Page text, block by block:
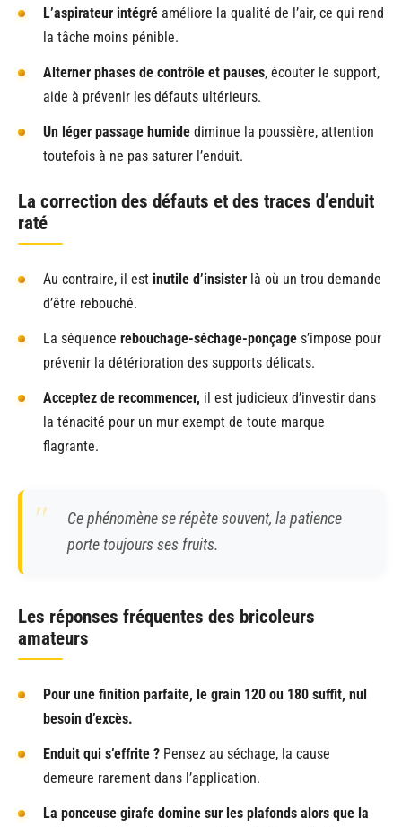
L’aspirateur intégré améliore la qualité de l’air, ce qui rend
la tâche moins pénible.
Alterner phases de contrôle et pauses, écouter le support,
aide à prévenir les défauts ultérieurs.
Un léger passage humide diminue la poussière, attention
toutefois à ne pas saturer l’enduit.
La correction des défauts et des traces d’enduit
raté
Au contraire, il est inutile d’insister là où un trou demande
d’être rebouché.
La séquence rebouchage-séchage-ponçage s’impose pour
prévenir la détérioration des supports délicats.
Acceptez de recommencer, il est judicieux d’investir dans
la ténacité pour un mur exempt de toute marque
flagrante.
Ce phénomène se répète souvent, la patience
porte toujours ses fruits.
Les réponses fréquentes des bricoleurs
amateurs
Pour une finition parfaite, le grain 120 ou 180 suffit, nul
besoin d’excès.
Enduit qui s’effrite ? Pensez au séchage, la cause
demeure rarement dans l’application.
La ponceuse girafe domine sur les plafonds alors que la